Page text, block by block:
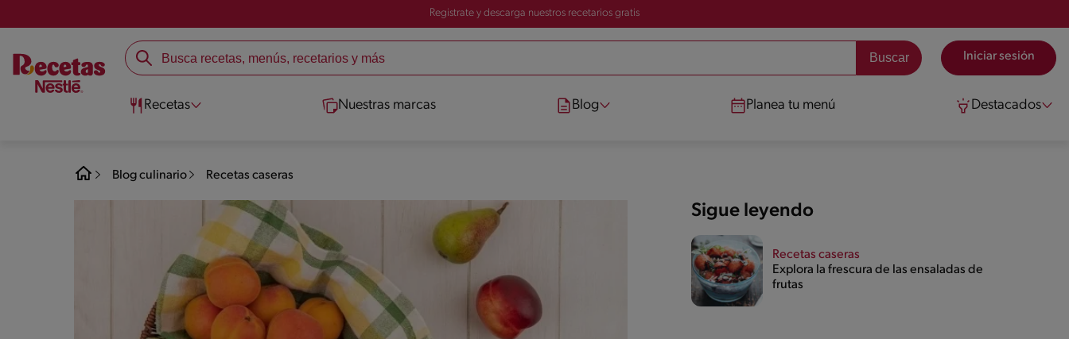
Registrate y descarga nuestros recetarios gratis
Iniciar sesión
Recetas Nuestras marcas Blog Planea tu menú Destacados
Blog culinario Recetas caseras
Sigue leyendo
Recetas caseras
Explora la frescura de las ensaladas de
frutas